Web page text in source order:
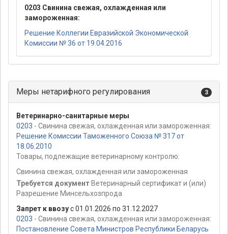
0203 Свинина свежая, охлажденная или
замороженная:
Решение Коллегии Евразийской Экономической
Комиссии № 36 от 19.04.2016
Меры нетарифного регулирования 3
Ветеринарно-санитарные меры
0203 - Свинина свежая, охлажденная или замороженная:
Решение Комиссии Таможенного Союза № 317 от
18.06.2010
Товары, подлежащие ветеринарному контролю:
Свинина свежая, охлажденная или замороженная
Требуется документ Ветеринарный сертификат и (или)
Разрешение Минсельхозпрода
Запрет к ввозус 01.01.2026 по 31.12.2027
0203 - Свинина свежая, охлажденная или замороженная:
Постановление Совета Министров Республики Беларусь